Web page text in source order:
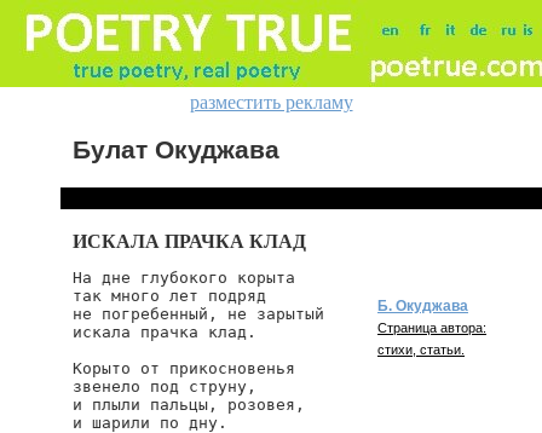
разместить рекламу
Булат Окуджава
ИСКАЛА ПРАЧКА КЛАД
На дне глубокого корыта
так много лет подряд
не погребенный, не зарытый
искала прачка клад.
Корыто от прикосновенья
звенело под струну,
и плыли пальцы, розовея,
и шарили по дну.
Б. Окуджава
Страница автора:
стихи, статьи.